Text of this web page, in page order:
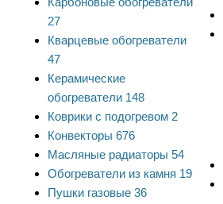
27
Кварцевые обогреватели
47
Керамические
обогреватели 148
Коврики с подогревом 2
Конвекторы 676
Масляные радиаторы 54
Обогреватели из камня 19
Пушки газовые 36